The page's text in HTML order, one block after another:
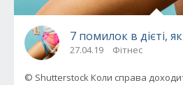
7 помилок в дієті,
27.04.19 Фітнес
© Shutterstock Коли справа